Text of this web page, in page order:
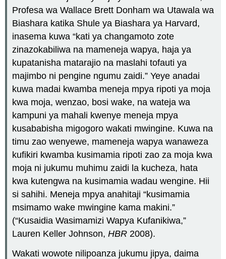
Profesa wa Wallace Brett Donham wa Utawala wa
Biashara katika Shule ya Biashara ya Harvard,
inasema kuwa “kati ya changamoto zote
zinazokabiliwa na mameneja wapya, haja ya
kupatanisha matarajio na maslahi tofauti ya
majimbo ni pengine ngumu zaidi.” Yeye anadai
kuwa madai kwamba meneja mpya ripoti ya moja
kwa moja, wenzao, bosi wake, na wateja wa
kampuni ya mahali kwenye meneja mpya
kusababisha migogoro wakati mwingine. Kuwa na
timu zao wenyewe, mameneja wapya wanaweza
kufikiri kwamba kusimamia ripoti zao za moja kwa
moja ni jukumu muhimu zaidi la kucheza, hata
kwa kutengwa na kusimamia wadau wengine. Hii
si sahihi. Meneja mpya anahitaji “kusimamia
msimamo wake mwingine kama makini.”
(“Kusaidia Wasimamizi Wapya Kufanikiwa,”
Lauren Keller Johnson,HBR 2008).
Wakati wowote nilipoanza jukumu jipya, daima